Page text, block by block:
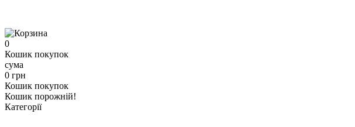
0
Кошик покупок
сума
0 грн
Кошик покупок
Кошик порожній!
Категорії